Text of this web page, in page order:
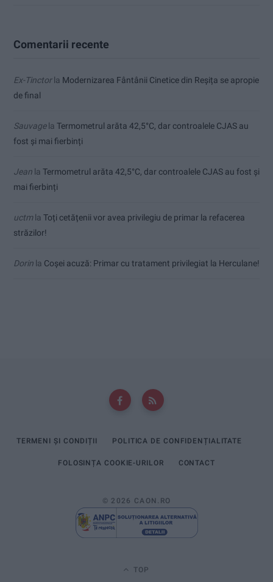
Comentarii recente
Ex-Tinctorla Modernizarea Fântânii Cinetice din Reșița se apropie
de final
Sauvagela Termometrul arăta 42,5°C, dar controalele CJAS au
fost și mai fierbinți
Jean la Termometrul arăta 42,5°C, dar controalele CJAS au fost și
mai fierbinți
uctmla Toți cetățenii vor avea privilegiu de primar la refacerea
străzilor!
Dorin la Coșei acuză: Primar cu tratament privilegiat la Herculane!
TERMENI ȘI CONDIȚII POLITICA DE CONFIDENȚIALITATE
FOLOSINȚA COOKIE-URILOR CONTACT
© 2026 CAON.RO
TOP